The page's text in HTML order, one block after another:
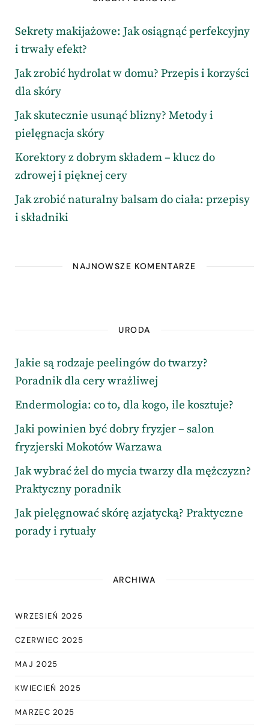
Sekrety makijażowe: Jak osiągnąć perfekcyjny
i trwały efekt?
Jak zrobić hydrolat w domu? Przepis i korzyści
dla skóry
Jak skutecznie usunąć blizny? Metody i
pielęgnacja skóry
Korektory z dobrym składem – klucz do
zdrowej i pięknej cery
Jak zrobić naturalny balsam do ciała: przepisy
i składniki
NAJNOWSZE KOMENTARZE
URODA
Jakie są rodzaje peelingów do twarzy?
Poradnik dla cery wrażliwej
Endermologia: co to, dla kogo, ile kosztuje?
Jaki powinien być dobry fryzjer – salon
fryzjerski Mokotów Warzawa
Jak wybrać żel do mycia twarzy dla mężczyzn?
Praktyczny poradnik
Jak pielęgnować skórę azjatycką? Praktyczne
porady i rytuały
ARCHIWA
WRZESIEŃ 2025
CZERWIEC 2025
MAJ 2025
KWIECIEŃ 2025
MARZEC 2025